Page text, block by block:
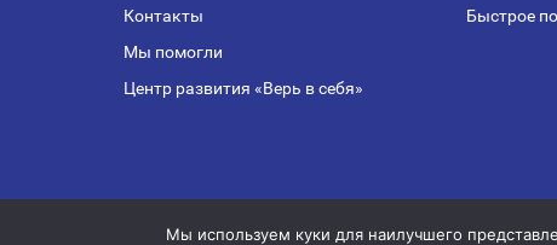
Контакты
Мы помогли
Центр развития «Верь в себя»
Быстрое
©
Мы используем куки для наилучшего